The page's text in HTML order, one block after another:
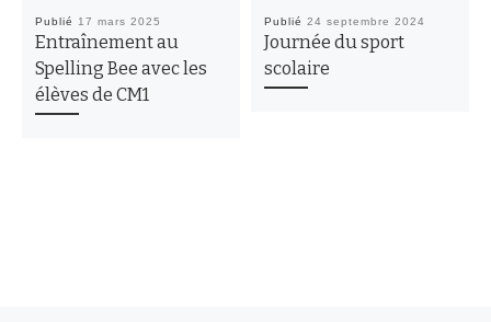
Publié 17 mars 2025
Entraînement au
Spelling Bee avec les
élèves de CM1
Publié 24 septembre 2024
Journée du sport
scolaire